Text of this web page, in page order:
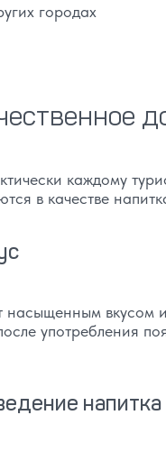
городах
каждому
в качестве
насыщенным вкусом
употребления
напитка